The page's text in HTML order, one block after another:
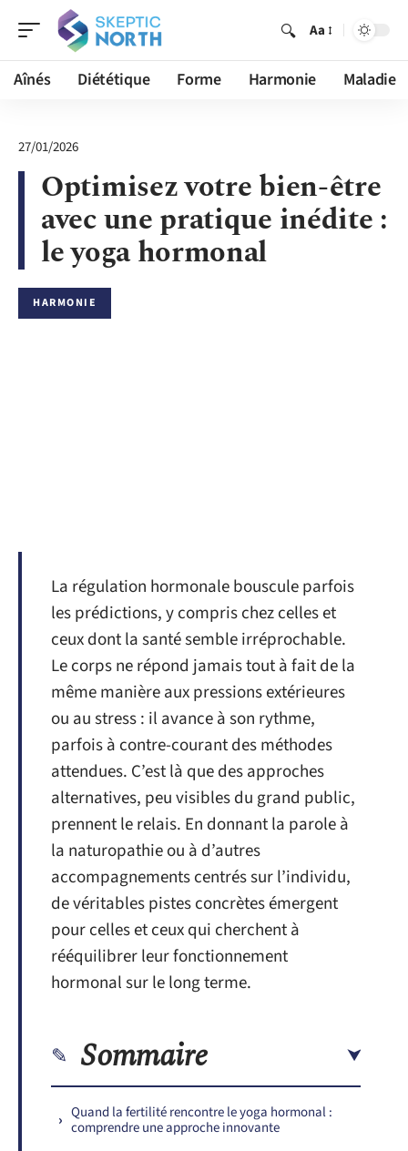
Aa
Aînés Diététique Forme Harmonie Maladie
27/01/2026
Optimisez votre bien-être
avec une pratique inédite :
le yoga hormonal
HARMONIE
La régulation hormonale bouscule parfois
les prédictions, y compris chez celles et
ceux dont la santé semble irréprochable.
Le corps ne répond jamais tout à fait de la
même manière aux pressions extérieures
ou au stress : il avance à son rythme,
parfois à contre-courant des méthodes
attendues. C’est là que des approches
alternatives, peu visibles du grand public,
prennent le relais. En donnant la parole à
la naturopathie ou à d’autres
accompagnements centrés sur l’individu,
de véritables pistes concrètes émergent
pour celles et ceux qui cherchent à
rééquilibrer leur fonctionnement
hormonal sur le long terme.
Sommaire
Quand la fertilité rencontre le yoga hormonal :
comprendre une approche innovante